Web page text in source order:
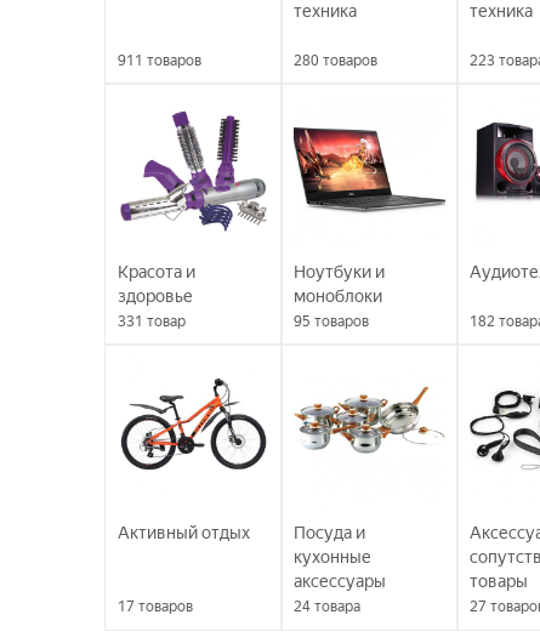
911 товаров
техника
280 товаров
техника
223
Красота и
здоровье
331 товар
Ноутбуки и
моноблоки
95 товаров 182
Активный отдых
17 товаров
Посуда и
кухонные
аксессуары
24товара
товары
27